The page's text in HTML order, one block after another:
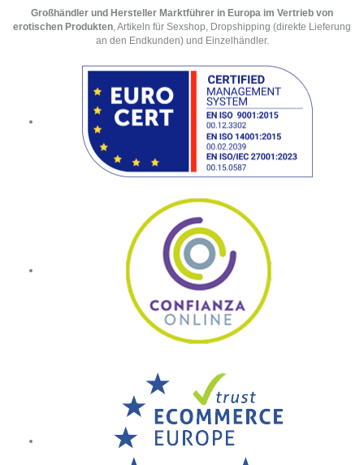
Großhändler und Hersteller Marktführer in Europa im Vertrieb von
erotischen Produkten , Artikeln für Sexshop, Dropshipping (direkte Lieferung
an den Endkunden) und Einzelhändler.